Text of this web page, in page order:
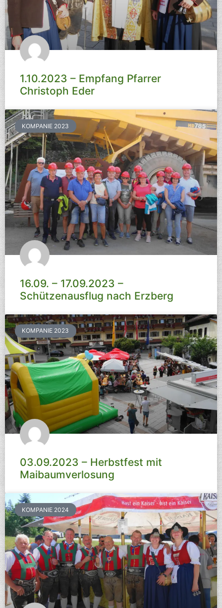
1.10.2023 – Empfang Pfarrer
Christoph Eder
KOMPANIE 2023
16.09. – 17.09.2023 –
Schützenausflug nach Erzberg
KOMPANIE 2023
03.09.2023 – Herbstfest mit
Maibaumverlosung
KOMPANIE 2024